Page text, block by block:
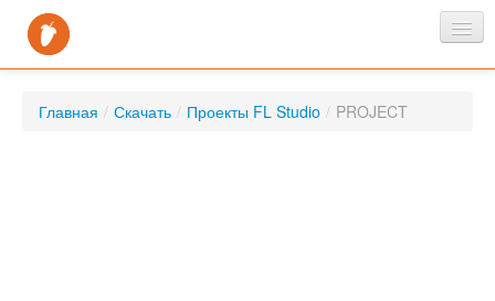
Главная / Скачать / Проекты FL Studio / PROJECT